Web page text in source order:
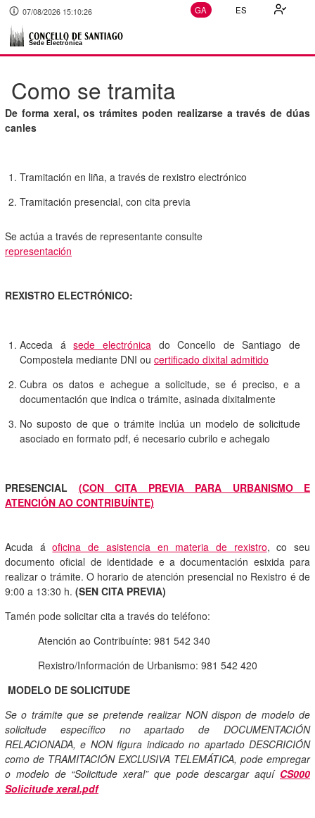
07/08/2026 15:10:26 GA ES
Como se tramita
De forma xeral, os trámites poden realizarse a través de dúas
canles
Tramitación en liña, a través de rexistro electrónico
Tramitación presencial, con cita previa
Se actúa a través de representante consulte
representación
REXISTRO ELECTRÓNICO:
Acceda ásede electrónica do Concello de Santiago de
Compostela mediante DNI ou certificado dixital admitido
Cubra os datos e achegue a solicitude, se é preciso, e a
documentación que indica o trámite, asinada dixitalmente
No suposto de que o trámite inclúa un modelo de solicitude
asociado en formato pdf, é necesario cubrilo e achegalo
PRESENCIAL (CON CITA PREVIA PARA URBANISMO E
ATENCIÓN AO CONTRIBUÍNTE)
Acuda áoficina de asistencia en materia de rexistro, co seu
documento oficial de identidade e a documentación esixida para
realizar o trámite. O horario de atención presencial no Rexistro é de
9:00 a 13:30 h. (SEN CITA PREVIA)
Tamén pode solicitar cita a través do teléfono:
Atención ao Contribuínte: 981 542 340
Rexistro/Información de Urbanismo: 981 542 420
MODELO DE SOLICITUDE
Se o trámite que se pretende realizar NON dispon de modelo de
solicitude específico no apartado de DOCUMENTACIÓN
RELACIONADA, e NON figura indicado no apartado DESCRICIÓN
como de TRAMITACIÓN EXCLUSIVA TELEMÁTICA, pode empregar
o modelo de “Solicitude xeral” que pode descargar aquí CS000
Solicitude xeral.pdf